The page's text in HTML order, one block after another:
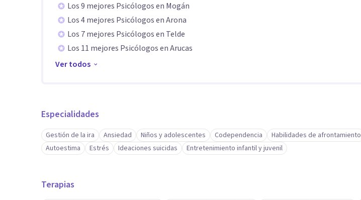
Los 9 mejores Psicólogos en Mogán
Los 4 mejores Psicólogos en Arona
Los 7 mejores Psicólogos en Telde
Los 11 mejores Psicólogos en Arucas
Ver todos
Especialidades
Gestión de la ira Ansiedad Niños y adolescentes Codependencia Habilidades de afrontamiento
Autoestima
Estrés Ideaciones suicidas Entretenimiento infantil y juvenil
Terapias